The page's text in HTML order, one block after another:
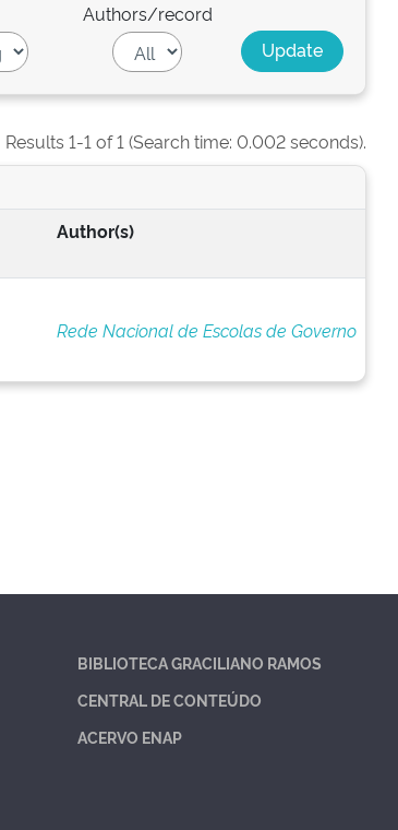
Authors/record
Results 1-1 of 1 (Search time: 0.002 seconds).
Author(s)
Rede Nacional de Escolas de Governo
BIBLIOTECA GRACILIANO RAMOS
CENTRAL DE CONTEÚDO
ACERVO ENAP